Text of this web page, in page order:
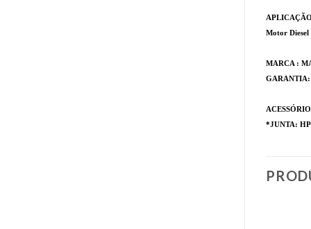
Motor Diesel
MARCA
GARANTIA:
*JUNTA: